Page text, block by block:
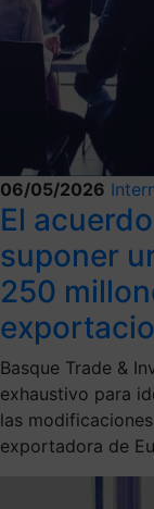
06/05/2026
El
suponer
250
Basque Trade &
exhaustivo para
las
exportadora de